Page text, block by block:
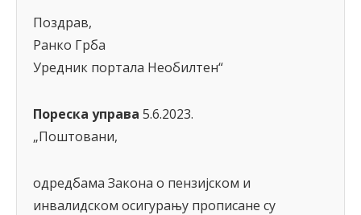
Поздрав,
Ранко Грба
Уредник портала Необилтен“
Пореска управа 5.6.2023.
„Поштовани,
одредбама Закона о пензијском и
инвалидском осигурању прописане су